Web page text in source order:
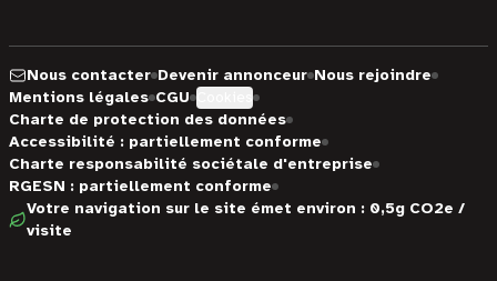
Nous contacter Devenir annonceur Nous rejoindre
Mentions légales CGU
Charte de protection des données
Accessibilité : partiellement conforme
Charte responsabilité sociétale d'entreprise
RGESN : partiellement conforme
Votre navigation sur le site émet environ : 0,5g CO2e /
visite